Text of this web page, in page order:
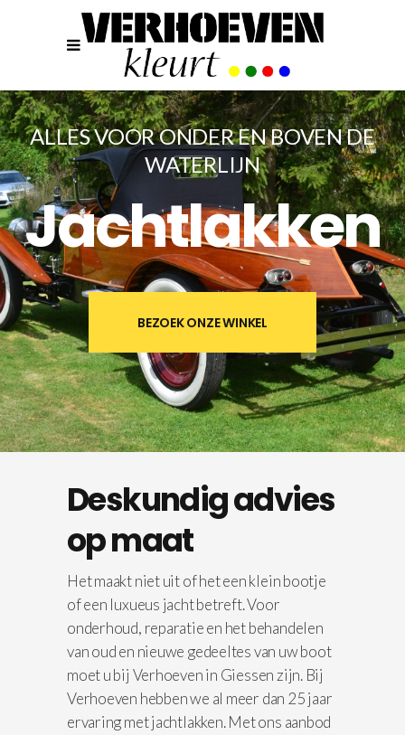
ALLES VOOR ONDER EN BOVEN DE
WATERLIJN
Jachtlakken
BEZOEK ONZE WINKEL
Deskundig advies
op maat
Het maakt niet uit of het een klein bootje
of een luxueus jacht betreft. Voor
onderhoud, reparatie en het behandelen
van oud en nieuwe gedeeltes van uw boot
moet u bij Verhoeven in Giessen zijn. Bij
Verhoeven hebben we al meer dan 25 jaar
ervaring met jachtlakken. Met ons aanbod